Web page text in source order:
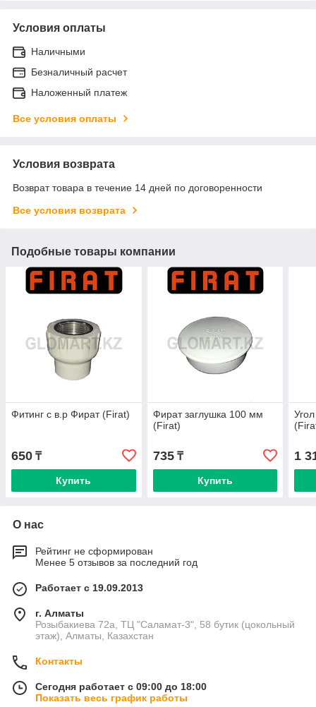
Условия оплаты
Наличными
Безналичный расчет
Наложенный платеж
Все условия оплаты
Условия возврата
Возврат товара в течение 14 дней по договоренности
Все условия возврата
Подобные товары компании
Фитинг с в.р Фират (Firat)
650 ₸
Купить
Фират заглушка 100 мм
(Firat)
735₸
Купить
1
О нас
Рейтинг не сформирован
Менее 5 отзывов за последний год
Работает с 19.09.2013
г. Алматы
Розыбакиева 72а, ТЦ "Саламат-3", 58 бутик (цокольный
этаж), Алматы, Казахстан
Контакты
Сегодня работает с 09:00 до 18:00
Показать весь график работы